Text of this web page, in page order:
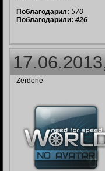
Поблагодарил: 570
Поблагодарили: 426
Zerdone